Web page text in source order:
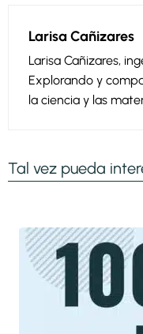
Larisa Cañizares
Larisa Cañizares,
Explorando y
la ciencia y las
Tal vez pueda